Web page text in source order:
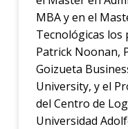
MBA y en el
Tecnológicas
Patrick Noonan,
Goizueta
University, y el
del Centro de
Universidad